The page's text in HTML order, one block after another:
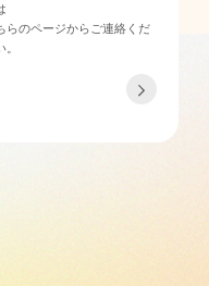
らのページからご連絡くだ
21 NLCセントラルビル901